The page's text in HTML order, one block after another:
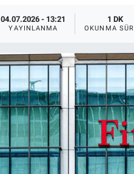
04.07.2026 - 13:21
YAYINLANMA
1 DK
OKUNMA